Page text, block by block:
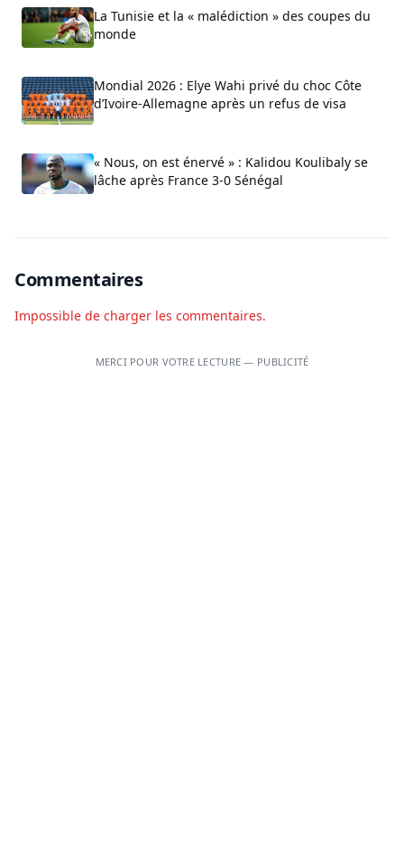
La Tunisie et la « malédiction » des coupes du
monde
Mondial 2026 : Elye Wahi privé du choc Côte
d’Ivoire-Allemagne après un refus de visa
« Nous, on est énervé » : Kalidou Koulibaly se
lâche après France 3-0 Sénégal
Commentaires
Impossible de charger les commentaires.
MERCI POUR VOTRE LECTURE — PUBLICITÉ